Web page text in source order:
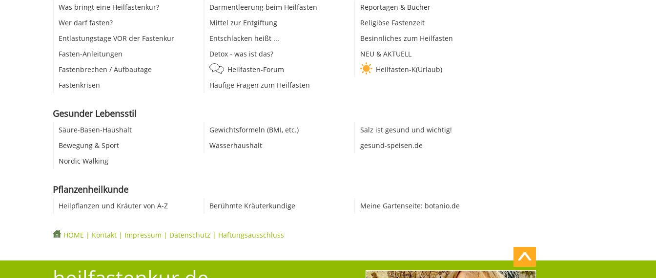
Was bringt eine Heilfastenkur?
Wer darf fasten?
Entlastungstage VOR der Fastenkur
Fasten-Anleitungen
Fastenbrechen / Aufbautage
Fastenkrisen
Darmentleerung beim Heilfasten
Mittel zur Entgiftung
Entschlacken heißt ...
Detox - was ist das?
Heilfasten-Forum
Häufige Fragen zum Heilfasten
Reportagen & Bücher
Religiöse Fastenzeit
Besinnliches zum Heilfasten
NEU & AKTUELL
Heilfasten-K(Urlaub)
Gesunder Lebensstil
Säure-Basen-Haushalt
Bewegung & Sport
Nordic Walking
Gewichtsformeln (BMI, etc.)
Wasserhaushalt
Salz ist gesund und wichtig!
gesund-speisen.de
Pflanzenheilkunde
Heilpflanzen und Kräuter von A-Z Berühmte Kräuterkundige Meine Gartenseite: botanio.de
HOME | Kontakt| Impressum | Datenschutz | Haftungsausschluss